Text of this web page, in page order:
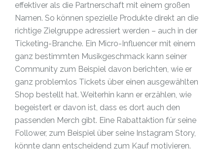
effektiver als die Partnerschaft mit einem großen
Namen. So können spezielle Produkte direkt an die
richtige Zielgruppe adressiert werden – auch in der
Ticketing-Branche. Ein Micro-Influencer mit einem
ganz bestimmten Musikgeschmack kann seiner
Community zum Beispiel davon berichten, wie er
ganz problemlos Tickets über einen ausgewählten
Shop bestellt hat. Weiterhin kann er erzählen, wie
begeistert er davon ist, dass es dort auch den
passenden Merch gibt. Eine Rabattaktion für seine
Follower, zum Beispiel über seine Instagram Story,
könnte dann entscheidend zum Kauf motivieren.